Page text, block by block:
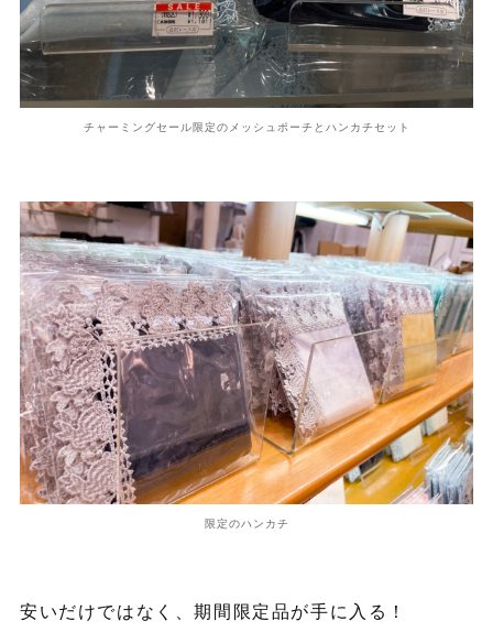
チャーミングセール限定のメッシュポーチとハンカチセット
限定のハンカチ
安いだけではなく、期間限定品が手に入る！